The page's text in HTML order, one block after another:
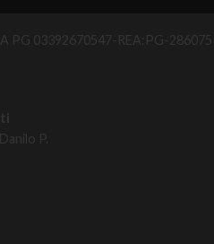
PG 03392670547-REA:PG-286075
P.